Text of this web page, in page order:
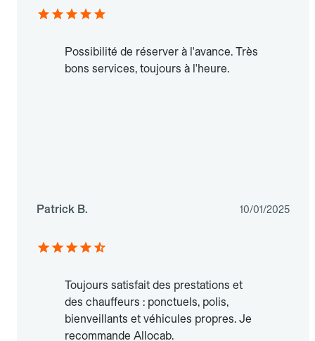
Possibilité de réserver à l'avance. Très
bons services, toujours à l'heure.
Patrick B. 10/01/2025
Toujours satisfait des prestations et
des chauffeurs : ponctuels, polis,
bienveillants et véhicules propres. Je
recommande Allocab.